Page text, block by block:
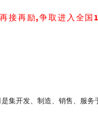
接再励,争取进入全国
集开发、制造、销售、服务